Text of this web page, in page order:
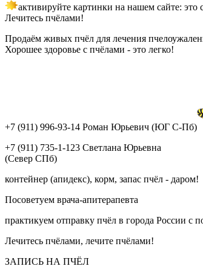
активируйте картинки на нашем сайте: это
Лечитесь пчёлами!
Продаём живых пчёл для лечения
Хорошее здоровье с пчёлами - это легко!
+7 (911) 996-93-14 Роман Юрьевич (ЮГ С-Пб)
+7 (911) 735-1-123 Светлана Юрьевна
(Север СПб)
контейнер (апидекс), корм, запас пчёл - даром!
Посоветуем врача-апитерапевта
практикуем отправку пчёл в города России с
Лечитесь пчёлами, лечите пчёлами!
ЗАПИСЬ НА ПЧЁЛ